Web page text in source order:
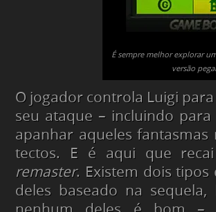
É sempre melhor explorar
versão
O jogador controla Luigi
seu ataque – incluindo
apanhar aqueles
tectos. E é aqui que
remaster. Existem dois
deles baseado na sequela,